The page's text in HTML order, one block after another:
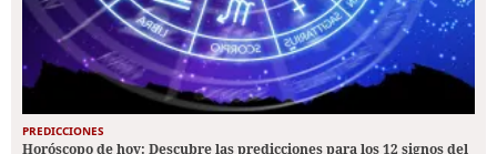
PREDICCIONES
Horóscopo de hoy: Descubre las predicciones para los 12 signos del